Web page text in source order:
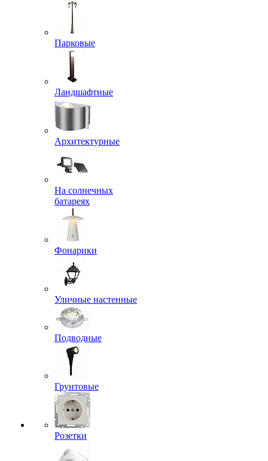
Парковые
Ландшафтные
Архитектурные
На солнечных
батареях
Фонарики
Уличные настенные
Подводные
Грунтовые
Розетки